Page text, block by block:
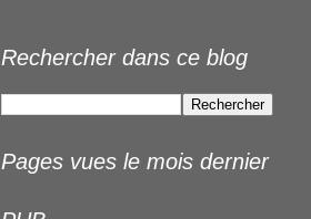
Rechercher dans ce blog
Pages vues le mois dernier